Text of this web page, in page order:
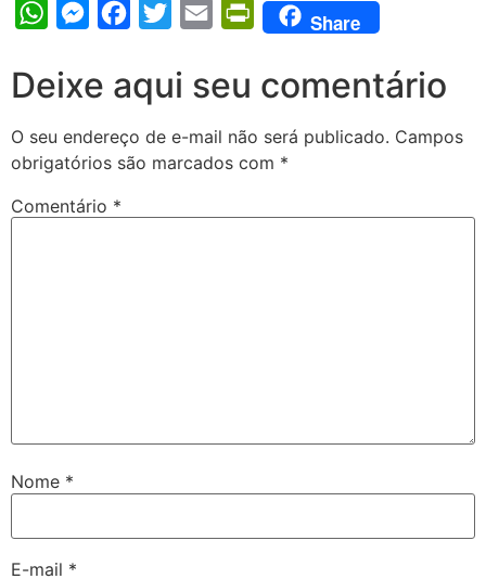
WhatsAppMessengerFacebook
Twitter Email PrintFriendly
Share
Deixe aqui seu comentário
O seu endereço de e-mail não será publicado. Campos
obrigatórios são marcados com *
Comentário *
Nome *
E-mail *